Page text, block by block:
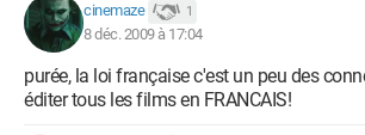
cinemaze 1
8 déc. 2009 à 17:04
purée, la loi française c'est un peu des
éditer tous les films en FRANCAIS!